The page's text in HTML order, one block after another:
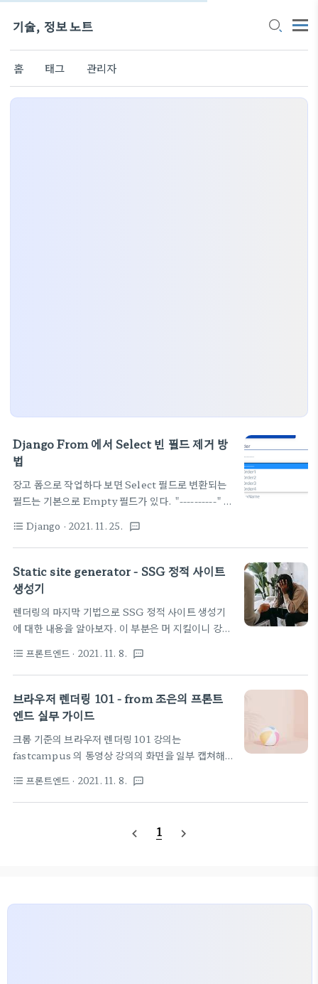
기술, 정보 노트
홈 태그 관리자
Django From 에서 Select 빈 필드 제거 방
법
장고 폼으로 작업하다 보면 Select 필드로 변환되는
필드는 기본으로 Empty 필드가 있다. "----------" 이
았다는 표시이니깐 괜찮지만 없애고 싶다면 아래 글을
참고하세요. 빈 필드가 나타나는 형태는 아래 그림과
같다. -------- 이런 문자열이 제일 위에 있어 거슬리거
나 무조건 하나의 값을 선택된 형태로 되면 좋겠다면
제거해야 한다. 다행이도 이를 제거하는 옵션이 있다.
ForeignKey 등 릴레이션 모델이 들어가는
ModelChoiceField 의 경우
self.fields['sub'].empty_label = None
format_list_bulleted Django · 2021. 11. 25. textsms
Static site generator - SSG 정적 사이트
생성기
렌더링의 마지막 기법으로 SSG 정적 사이트 생성기
에 대한 내용을 알아보자. 이 부분은 머 지킬이니 강의
기 엔진을 알고 있어 어려운 개념은 아니다. 아주 익숙
한다. 빌드 당시에 페이지를 만들어 아예 정적 html
페이지 결과를 그냥 올려두고 가져가는 형태이니
Runtime 이라기 보다는 Compile time 빌드라
고 생각하면 쉽다. 강의 노트 겸 판서 결과 스샷은 아
래를 참고하고, CDN 서비스 등에는 이 방법이 가장
최적화된 방법으로 생각된다. 물론 실행시에 먼가 데
이터를 가져오거나 변경해야 한다면 이 방식은 사용할
format_list_bulleted 프론트엔드 · 2021. 11. 8. textsms
브라우저 렌더링 101 - from 조은의 프론트
엔드 실무 가이드
크롬 기준의 브라우저 렌더링 101 강의는
fastcampus 의 동영상 강의의 화면을 일부 캡쳐해
르는 용어 Render Tree DOM 과 CSS 가 적용된
결과물 정도로 이해하고 넘어간다. 이 Render Tree
계의 일이 벌어진다고 알면 된다. 1. Layout 2.
다. 대충 이해한 바로 써보면, (틀릴수도 있다.) 예제
format_list_bulleted 프론트엔드 · 2021. 11. 8. textsms
navigate_before 1 navigate_next